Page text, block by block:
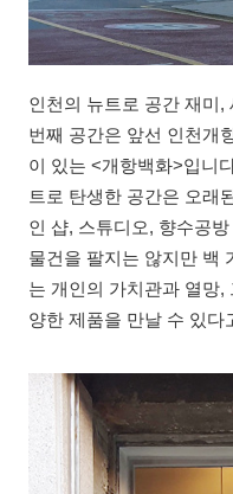
인천의 뉴트로 공간 재미,
번째 공간은 앞선 인천개
이 있는 <개항백화>입니
트로 탄생한 공간은 오래
인 샵, 스튜디오, 향수공방
물건을 팔지는 않지만 백
는 개인의 가치관과 열망
양한 제품을 만날 수 있다